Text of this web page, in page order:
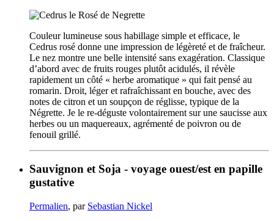
Couleur lumineuse sous habillage simple et efficace, le
Cedrus rosé donne une impression de légèreté et de fraîcheur.
Le nez montre une belle intensité sans exagération. Classique
d’abord avec de fruits rouges plutôt acidulés, il révèle
rapidement un côté « herbe aromatique » qui fait pensé au
romarin. Droit, léger et rafraîchissant en bouche, avec des
notes de citron et un soupçon de réglisse, typique de la
Négrette. Je le re-déguste volontairement sur une saucisse aux
herbes ou un maquereaux, agrémenté de poivron ou de
fenouil grillé.
Sauvignon et Soja - voyage ouest/est en papille
gustative
Permalien, par Sebastian Nickel